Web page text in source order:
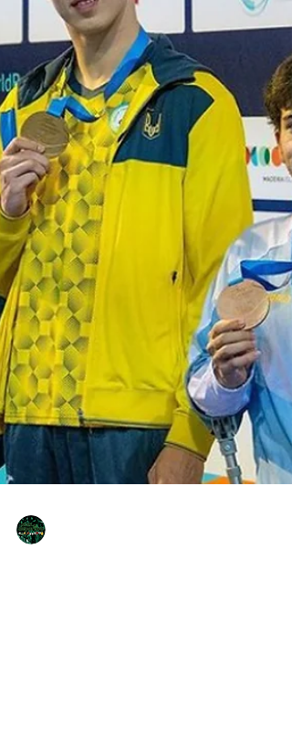
220 combinados, en lo que fue su primera
presentación en el mundial. Hoy va por los
400 libres....